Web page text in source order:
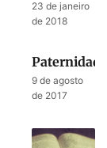
23 de janeiro
de 2018
Paternidade
9 de agosto
de 2017